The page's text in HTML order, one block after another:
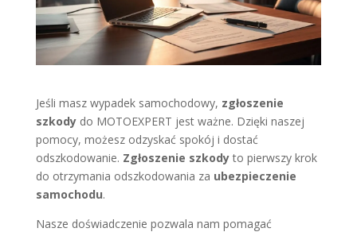
Jeśli masz wypadek samochodowy, zgłoszenie
szkodydo MOTOEXPERT jest ważne. Dzięki naszej
pomocy, możesz odzyskać spokój i dostać
odszkodowanie. Zgłoszenie szkodyto pierwszy krok
do otrzymania odszkodowania za ubezpieczenie
samochodu.
Nasze doświadczenie pozwala nam pomagać